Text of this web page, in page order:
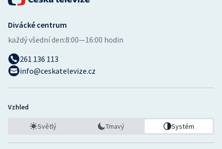
Divácké centrum
každý všední den:8:00—16:00 hodin
261 136 113
info@ceskatelevize.cz
Vzhled
Světlý Tmavý Systém